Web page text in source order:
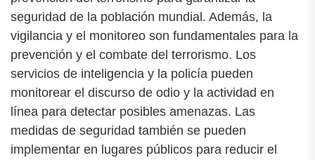
seguridad de la población mundial. Además, la
vigilancia y el monitoreo son fundamentales para la
prevención y el combate del terrorismo. Los
servicios de inteligencia y la policía pueden
monitorear el discurso de odio y la actividad en
línea para detectar posibles amenazas. Las
medidas de seguridad también se pueden
implementar en lugares públicos para reducir el